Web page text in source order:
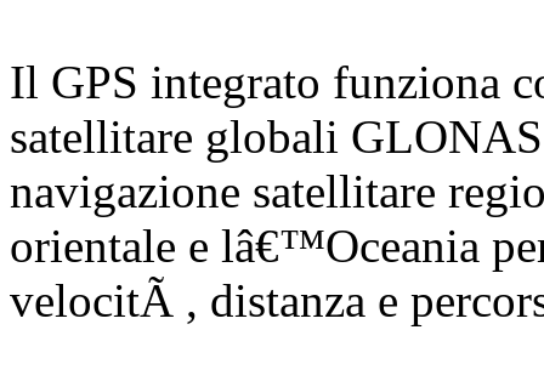
Il GPS integrato funziona
satellitare globali
navigazione satellitare
orientale e lâ€™Oceania
velocitÃ , distanza e